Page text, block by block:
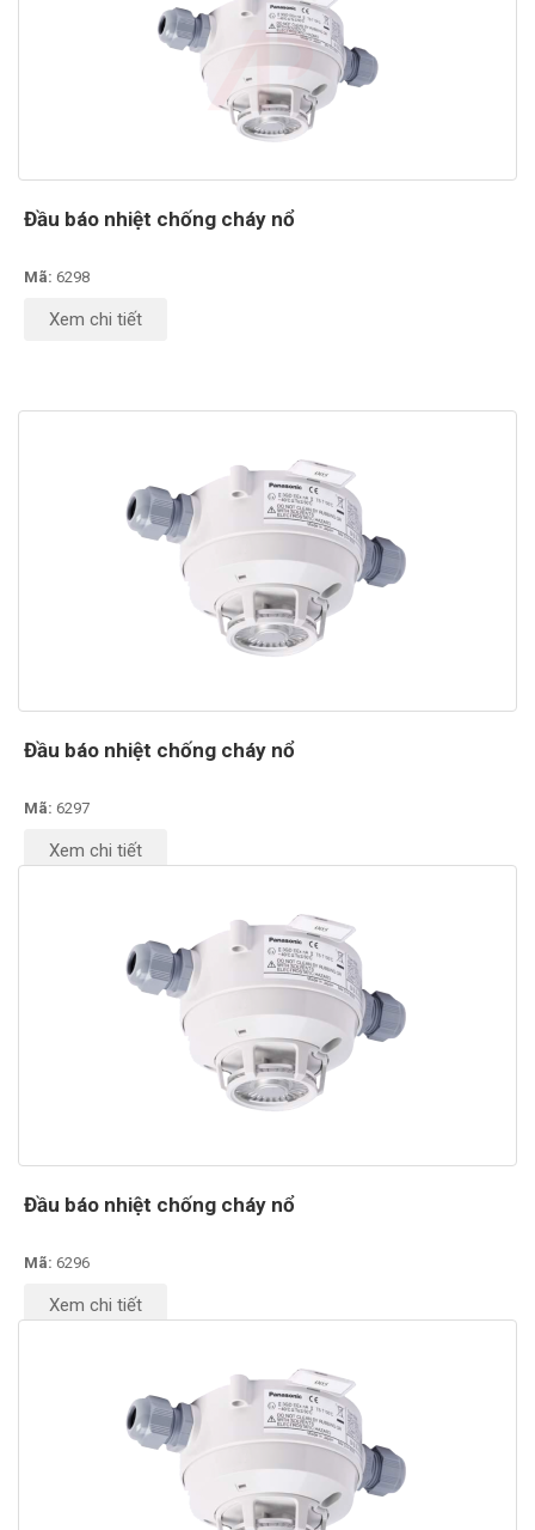
Đầu báo nhiệt chống cháy nổ
Mã: 6298
Xem chi tiết
Đầu báo nhiệt chống cháy nổ
Mã: 6297
Xem chi tiết
Đầu báo nhiệt chống cháy nổ
Mã: 6296
Xem chi tiết